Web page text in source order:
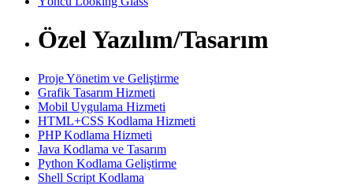
Özel Yazılım/Tasarım
Proje Yönetim ve Geliştirme
Grafik Tasarım Hizmeti
Mobil Uygulama Hizmeti
HTML+CSS Kodlama Hizmeti
PHP Kodlama Hizmeti
Java Kodlama ve Tasarım
Python Kodlama Geliştirme
Shell Script Kodlama